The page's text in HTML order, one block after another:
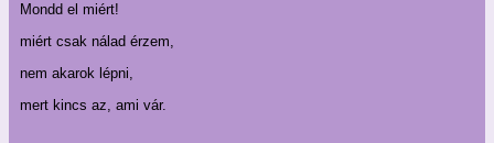
Mondd el miért!
miért csak nálad érzem,
nem akarok lépni,
mert kincs az, ami vár.